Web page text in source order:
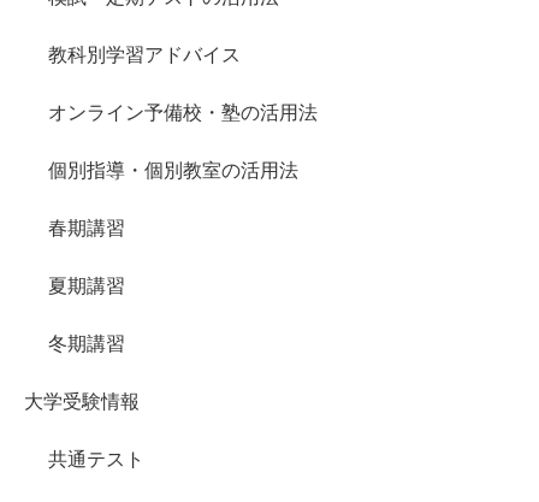
教科別学習アドバイス
オンライン予備校・塾の活用法
個別指導・個別教室の活用法
春期講習
夏期講習
冬期講習
大学受験情報
共通テスト